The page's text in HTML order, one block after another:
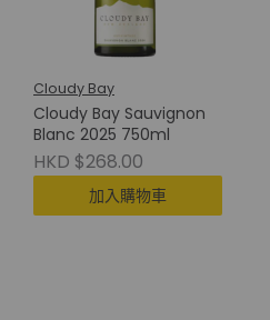
Cloudy Bay
Cloudy Bay Sauvignon
Blanc 2025 750ml
HKD $268.00
加入購物車